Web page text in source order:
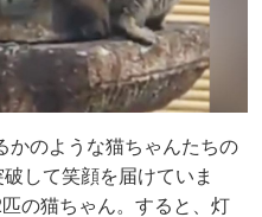
かのような猫ちゃんたちの
して笑顔を届けていま
の猫ちゃん。すると、灯